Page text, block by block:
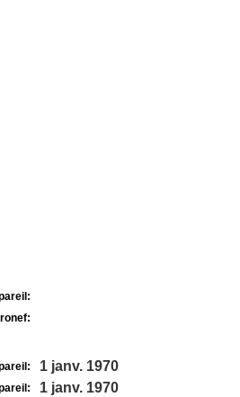
1 janv. 1970
1 janv. 1970